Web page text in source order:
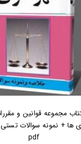
مجموعه قوانین و
ها + نمونه سوالات
pdf